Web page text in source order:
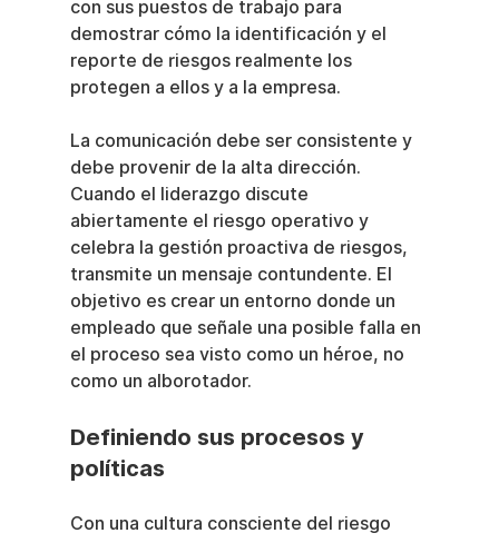
con sus puestos de trabajo para
demostrar cómo la identificación y el
reporte de riesgos realmente los
protegen a ellos y a la empresa.
La comunicación debe ser consistente y
debe provenir de la alta dirección.
Cuando el liderazgo discute
abiertamente el riesgo operativo y
celebra la gestión proactiva de riesgos,
transmite un mensaje contundente. El
objetivo es crear un entorno donde un
empleado que señale una posible falla en
el proceso sea visto como un héroe, no
como un alborotador.
Definiendo sus procesos y
políticas
Con una cultura consciente del riesgo